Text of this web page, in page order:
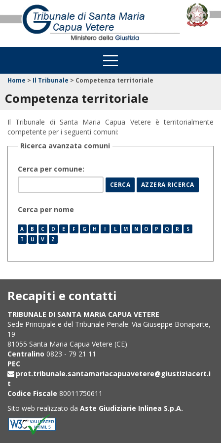
Home > Il Tribunale > Competenza territoriale
Competenza territoriale
Il Tribunale di Santa Maria Capua Vetere è territorialmente
competente per i seguenti comuni:
Ricerca avanzata comuni
Cerca per comune:
Cerca per nome
A B C D E F G H I L M N O P Q R
S
T
U V Z
Recapiti e contatti
TRIBUNALE DI SANTA MARIA CAPUA VETERE
Sede Principale e del Tribunale Penale: Via Giuseppe Bonaparte,
19
81055 Santa Maria Capua Vetere (CE)
Centralino 0823 - 79 21 11
PEC
prot.tribunale.santamariacapuavetere@giustiziacert.i
t
Codice Fiscale 80011750611
Sito web realizzato da Aste Giudiziarie Inlinea S.p.A.